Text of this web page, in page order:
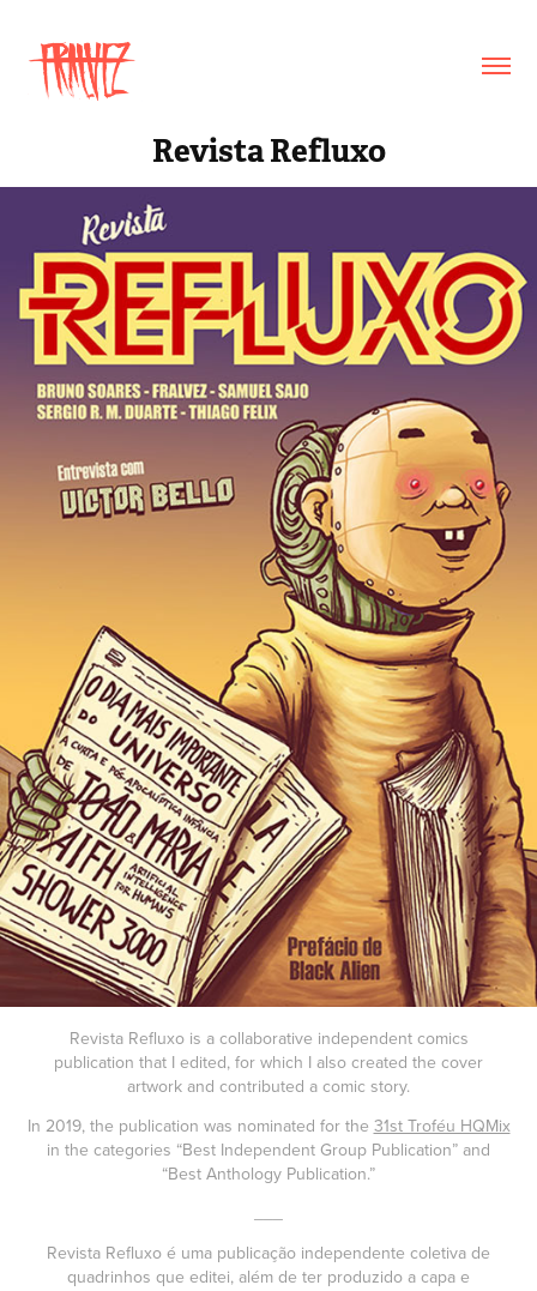
Revista Refluxo
Revista Refluxo is a collaborative independent comics
publication that I edited, for which I also created the cover
artwork and contributed a comic story.
In 2019, the publication was nominated for the 31st Troféu HQMix
in the categories “Best Independent Group Publication” and
“Best Anthology Publication.”
Revista Refluxo é uma publicação independente coletiva de
quadrinhos que editei, além de ter produzido a capa e